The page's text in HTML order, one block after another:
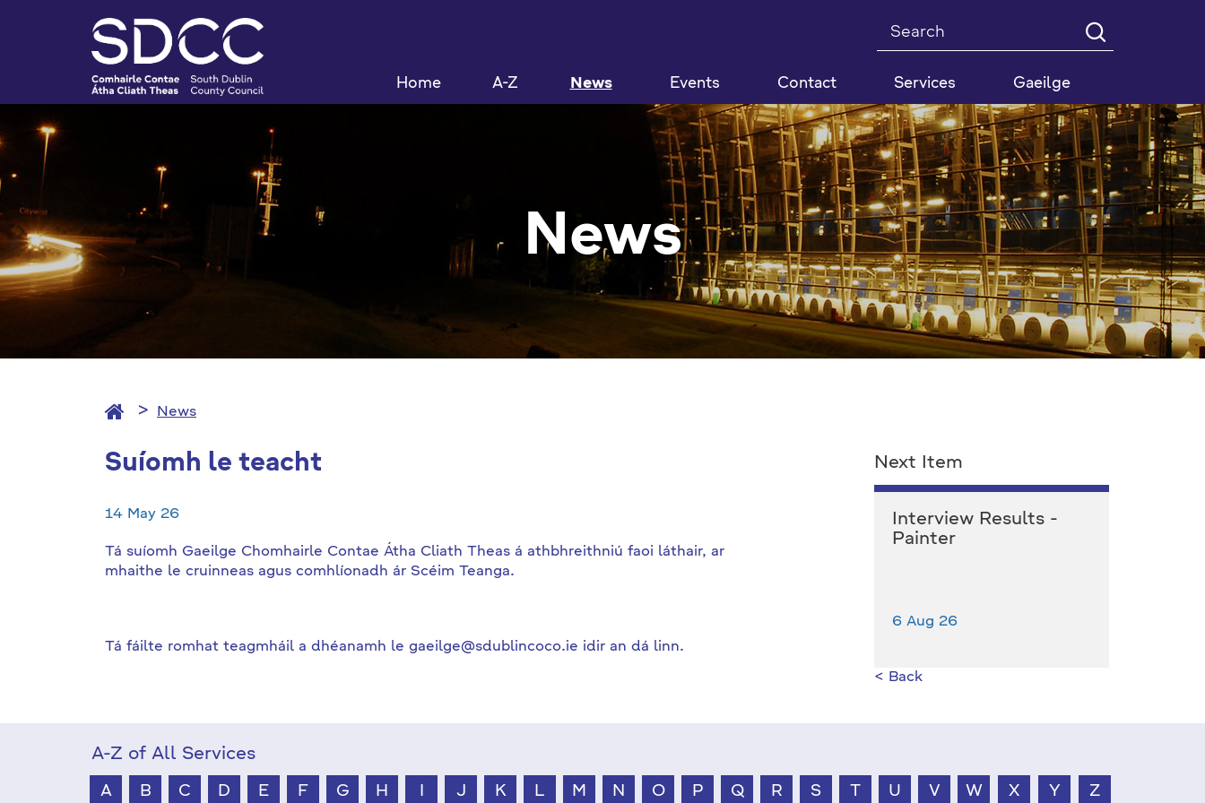
Search
Home A-Z News Events Contact Services Gaeilge
News
News
Suíomh le teacht
14 May 26
Tá suíomh Gaeilge Chomhairle Contae Átha Cliath Theas á athbhreithniú faoi láthair, ar
mhaithe le cruinneas agus comhlíonadh ár Scéim Teanga.
Tá fáilte romhat teagmháil a dhéanamh le gaeilge@sdublincoco.ie idir an dá linn.
Next Item
Interview Results -
Painter
6 Aug 26
< Back
A-Z of All Services
A B C D E F G H J K L M N O P Q R S T U V W X Y Z